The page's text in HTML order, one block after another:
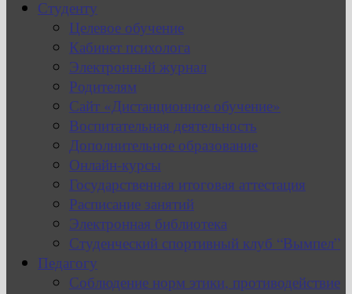
Студенту
Целевое обучение
Кабинет психолога
Электронный журнал
Родителям
Сайт «Дистанционное обучение»
Воспитательная деятельность
Дополнительное образование
Онлайн-курсы
Государственная итоговая аттестация
Расписание занятий
Электронная библиотека
Студенческий спортивный клуб “Вымпел”
Педагогу
Соблюдение норм этики, противодействие